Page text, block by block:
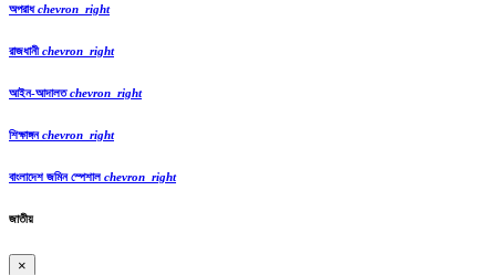
অপরাধchevron_right
রাজধানীchevron_right
আইন-আদালতchevron_right
শিক্ষাঙ্গনchevron_right
বাংলাদেশ জমিন স্পেশাল chevron_right
জাতীয়
×